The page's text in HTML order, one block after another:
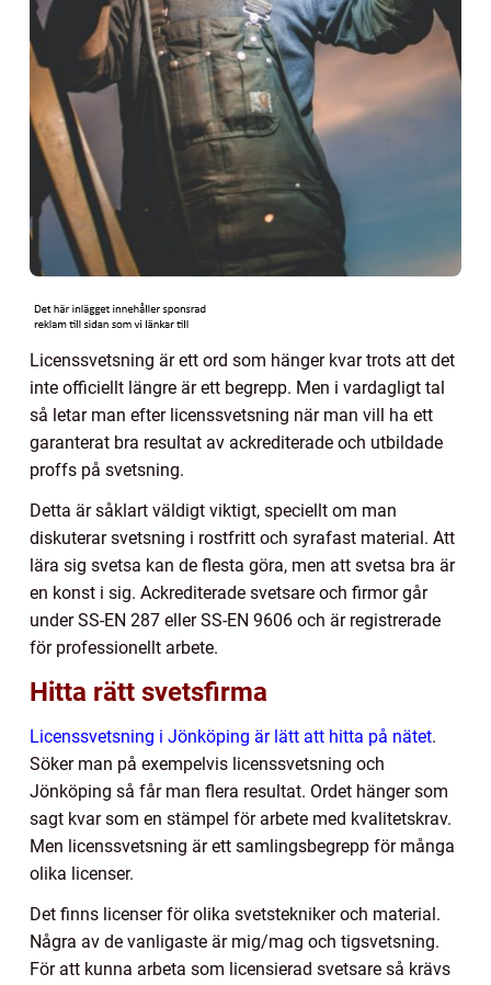
Licenssvetsning är ett ord som hänger kvar trots att det
inte officiellt längre är ett begrepp. Men i vardagligt tal
så letar man efter licenssvetsning när man vill ha ett
garanterat bra resultat av ackrediterade och utbildade
proffs på svetsning.
Detta är såklart väldigt viktigt, speciellt om man
diskuterar svetsning i rostfritt och syrafast material. Att
lära sig svetsa kan de flesta göra, men att svetsa bra är
en konst i sig. Ackrediterade svetsare och firmor går
under SS-EN 287 eller SS-EN 9606 och är registrerade
för professionellt arbete.
Hitta rätt svetsfirma
Licenssvetsning i Jönköping är lätt att hitta på nätet.
Söker man på exempelvis licenssvetsning och
Jönköping så får man flera resultat. Ordet hänger som
sagt kvar som en stämpel för arbete med kvalitetskrav.
Men licenssvetsning är ett samlingsbegrepp för många
olika licenser.
Det finns licenser för olika svetstekniker och material.
Några av de vanligaste är mig/mag och tigsvetsning.
För att kunna arbeta som licensierad svetsare så krävs